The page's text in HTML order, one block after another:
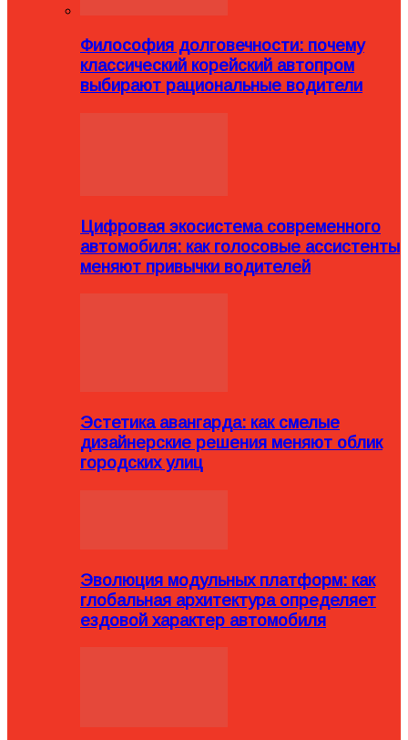
Философия долговечности: почему
классический корейский автопром
выбирают рациональные водители
Цифровая экосистема современного
автомобиля: как голосовые ассистенты
меняют привычки водителей
Эстетика авангарда: как смелые
дизайнерские решения меняют облик
городских улиц
Эволюция модульных платформ: как
глобальная архитектура определяет
ездовой характер автомобиля